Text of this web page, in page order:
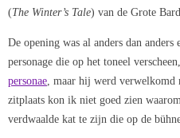
(The Winter’s Tale) van de Grote
De opening was al anders dan anders
personage die op het toneel
personae, maar hij werd verwelkomd
zitplaats kon ik niet goed zien
verdwaalde kat te zijn die op de